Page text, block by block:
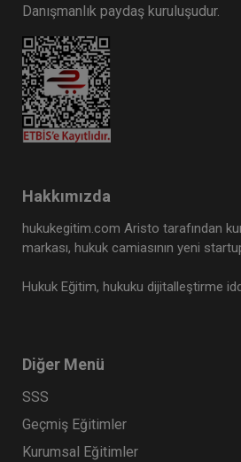
Danışmanlık paydaş kuruluşudur.
Hakkımızda
hukukegitim.com Aristo tarafından
markası, hukuk camiasının yeni
Hukuk Eğitim, hukuku dijitalleştirme
Diğer Menü
SSS
Geçmiş Eğitimler
Kurumsal Eğitimler